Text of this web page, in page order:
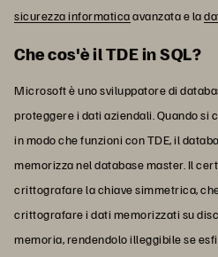
sicurezza informaticaavanzata e la
Che cos'è il TDE in SQL?
Microsoft è uno sviluppatore di
proteggere i dati aziendali. Quando si
in modo che funzioni con TDE, il
memorizza nel database master. Il
crittografare la chiave simmetrica,
crittografare i dati memorizzati su
memoria, rendendolo illeggibile se